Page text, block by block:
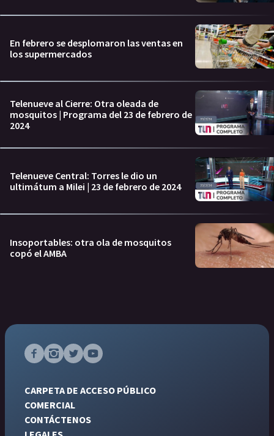
En febrero se desplomaron las ventas en
los supermercados
Telenueve al Cierre: Otra oleada de
mosquitos | Programa del 23 de febrero de
2024
Telenueve Central: Torres le dio un
ultimátum a Milei | 23 de febrero de 2024
Insoportables: otra ola de mosquitos
copó el AMBA
CARPETA DE ACCESO PÚBLICO
COMERCIAL
CONTÁCTENOS